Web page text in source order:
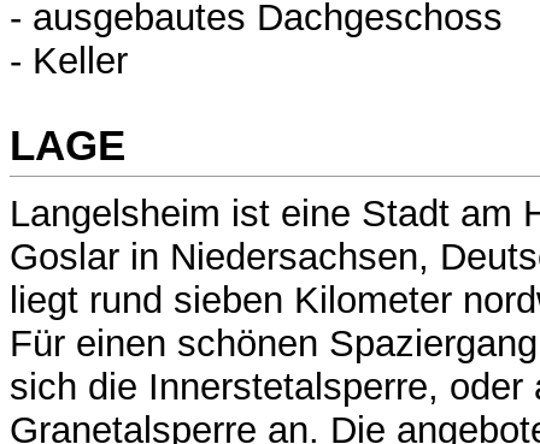
- ausgebautes Dachgeschoss
- Keller
LAGE
Langelsheim ist eine Stadt am
Goslar in Niedersachsen,
liegt rund sieben Kilometer
Für einen schönen
sich die Innerstetalsperre, oder
Granetalsperre an. Die